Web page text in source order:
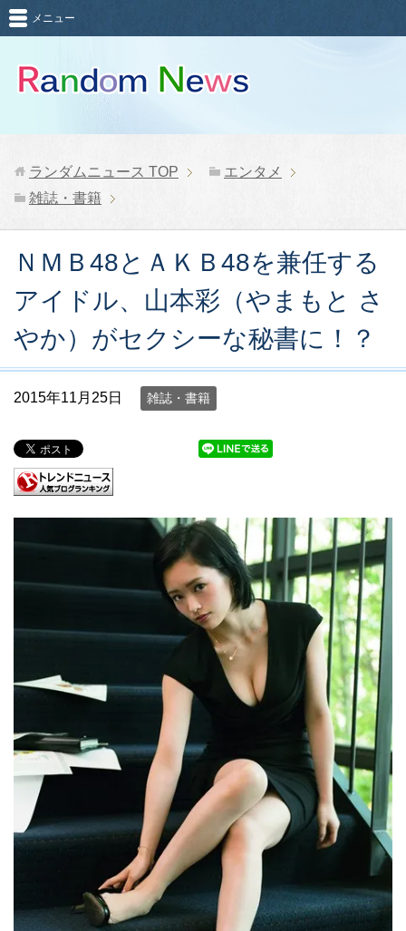
メニュー
ランダムニュース TOP
エンタメ
雑誌・書籍
ＮＭＢ48とＡＫＢ48を兼任する
アイドル、山本彩（やまもと さ
やか）がセクシーな秘書に！？
2015年11月25日 雑誌・書籍